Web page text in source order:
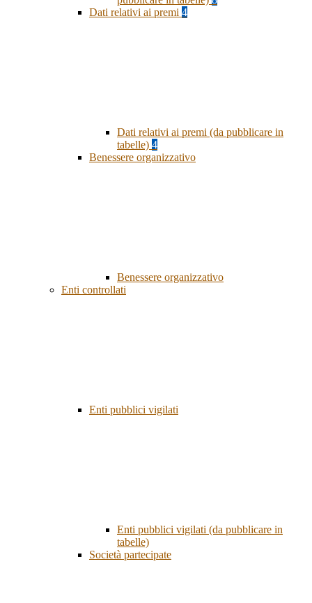
Dati relativi ai premi 4
Dati relativi ai premi (da pubblicare in
tabelle) 4
Benessere organizzativo
Benessere organizzativo
Enti controllati
Enti pubblici vigilati
Enti pubblici vigilati (da pubblicare in
tabelle)
Società partecipate